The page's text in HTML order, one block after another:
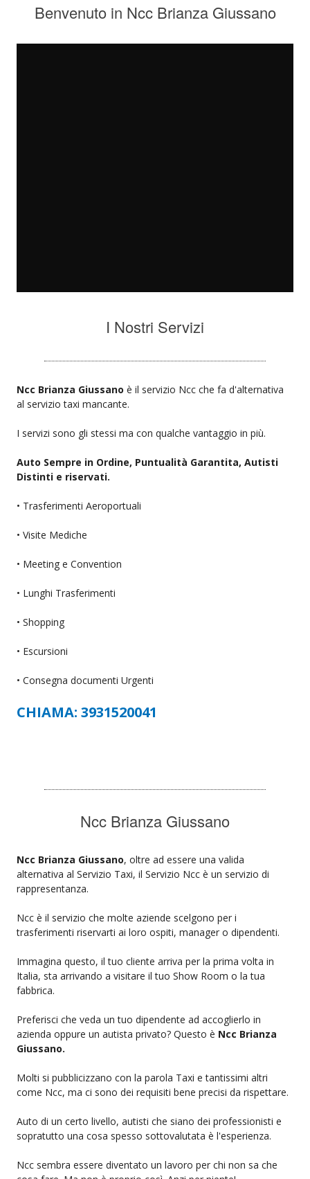
Benvenuto in Ncc Brianza Giussano
I Nostri Servizi
Ncc Brianza Giussano è il servizio Ncc che fa d'alternativa
al servizio taxi mancante.
I servizi sono gli stessi ma con qualche vantaggio in più.
Auto Sempre in Ordine, Puntualità Garantita, Autisti
Distinti e riservati.
• Trasferimenti Aeroportuali
• Visite Mediche
• Meeting e Convention
• Lunghi Trasferimenti
• Shopping
• Escursioni
• Consegna documenti Urgenti
CHIAMA: 3931520041
Ncc Brianza Giussano
Ncc Brianza Giussano, oltre ad essere una valida
alternativa al Servizio Taxi, il Servizio Ncc è un servizio di
rappresentanza.
Ncc è il servizio che molte aziende scelgono per i
trasferimenti riservarti ai loro ospiti, manager o dipendenti.
Immagina questo, il tuo cliente arriva per la prima volta in
Italia, sta arrivando a visitare il tuo Show Room o la tua
fabbrica.
Preferisci che veda un tuo dipendente ad accoglierlo in
azienda oppure un autista privato? Questo è Ncc Brianza
Giussano.
Molti si pubblicizzano con la parola Taxi e tantissimi altri
come Ncc, ma ci sono dei requisiti bene precisi da rispettare.
Auto di un certo livello, autisti che siano dei professionisti e
sopratutto una cosa spesso sottovalutata è l'esperienza.
Ncc sembra essere diventato un lavoro per chi non sa che